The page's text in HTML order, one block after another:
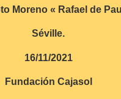
Moreno « Rafael de
Séville.
16/11/2021
Fundación Cajasol